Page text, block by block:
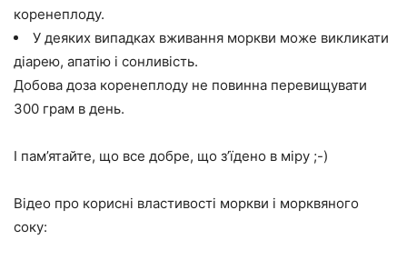
коренеплоду.
У деяких випадках вживання моркви може викликати
діарею, апатію і сонливість.
Добова доза коренеплоду не повинна перевищувати
300 грам в день.
І пам’ятайте, що все добре, що з’їдено в міру ;-)
Відео про корисні властивості моркви і морквяного
соку: